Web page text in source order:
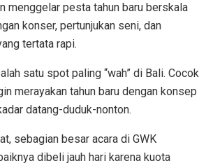
menggelar pesta tahun baru berskala
konser, pertunjukan seni, dan
tertata rapi.
satu spot paling “wah” di Bali. Cocok
merayakan tahun baru dengan konsep
datang-duduk-nonton.
sebagian besar acara di GWK
dibeli jauh hari karena kuota